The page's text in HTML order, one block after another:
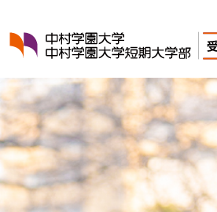
中村学園大学・中村学園大学短期大学部